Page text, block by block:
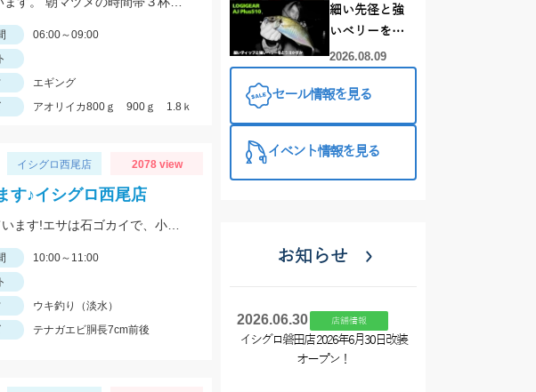
06:00～09:00
エギング
アオリイカ800ｇ 900ｇ 1.8ｋ
イシグロ西尾店 2078 view
す♪イシグロ西尾店
10:00～11:00
ウキ釣り（淡水）
テナガエビ胴長7cm前後
催中！新製品
ルアーロッド
もお買い
得！！！
細い先径と強
いベリーをど
う活かすか |
プラス510の
2026.08.09
セール情報を見る
イベント情報を見る
お知らせ
2026.06.30 店舗情報
イシグロ磐田店 2026年6月30日改装
オープン！